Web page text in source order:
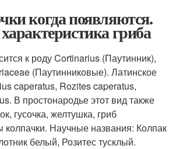
когда появляются.
гриба
к роду Cortinarius (Паутинник),
(Паутинниковые). Латинское
caperatus, Rozites caperatus,
В простонародье этот вид также
гусочка, желтушка, гриб
колпачки. Научные названия: Колпак
белый, Розитес тусклый.